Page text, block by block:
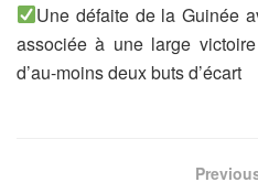
Une défaite de la Guinée
associée à une large
d’au-moins deux buts d’écart